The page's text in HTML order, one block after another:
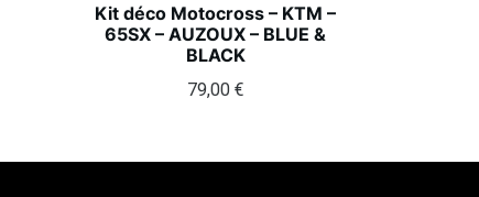
Kit déco Motocross – KTM –
65SX – AUZOUX – BLUE &
BLACK
79,00 €